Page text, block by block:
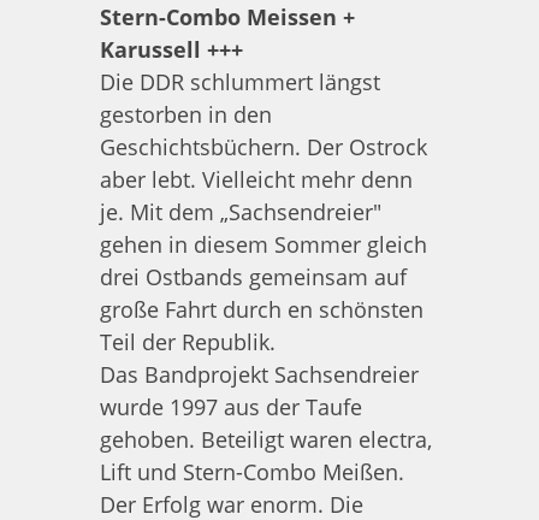
Stern-Combo Meissen +
Karussell +++
Die DDR schlummert längst
gestorben in den
Geschichtsbüchern. Der Ostrock
aber lebt. Vielleicht mehr denn
je. Mit dem „Sachsendreier"
gehen in diesem Sommer gleich
drei Ostbands gemeinsam auf
große Fahrt durch en schönsten
Teil der Republik.
Das Bandprojekt Sachsendreier
wurde 1997 aus der Taufe
gehoben. Beteiligt waren electra,
Lift und Stern-Combo Meißen.
Der Erfolg war enorm. Die